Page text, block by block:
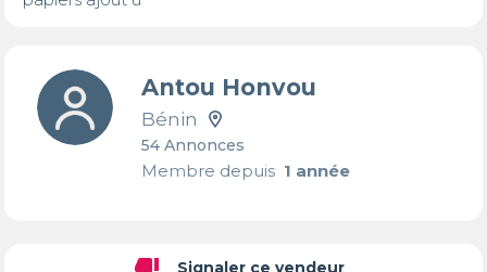
Antou Honvou
Bénin
54 Annonces
Membre depuis1 année
Signaler ce vendeur